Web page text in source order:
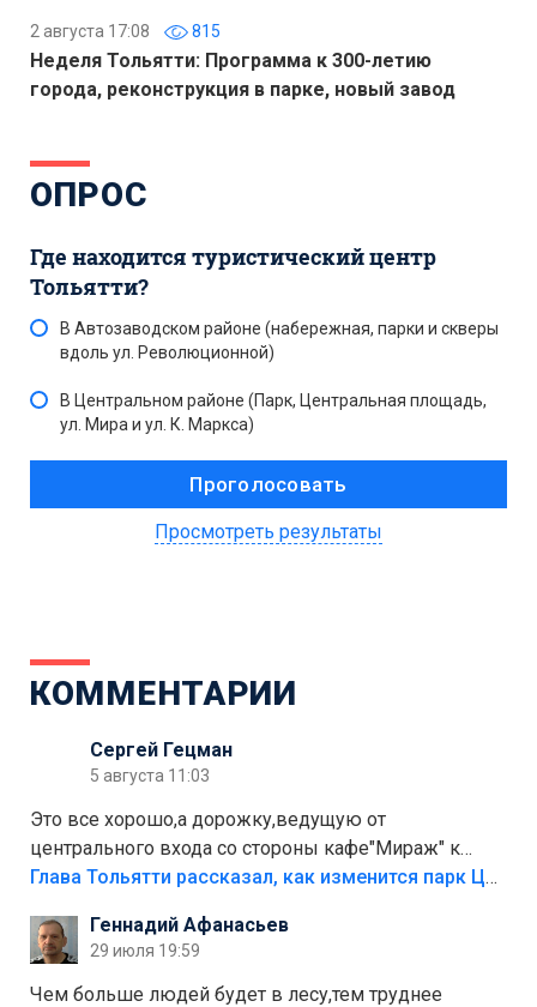
2 августа 17:08 815
Неделя Тольятти: Программа к 300-летию
города, реконструкция в парке, новый завод
ОПРОС
Где находится туристический центр
Тольятти?
В Автозаводском районе (набережная, парки и скверы
вдоль ул. Революционной)
В Центральном районе (Парк, Центральная площадь,
ул. Мира и ул. К. Маркса)
Просмотреть результаты
КОММЕНТАРИИ
Сергей Гецман
5 августа 11:03
Это все хорошо,а дорожку,ведущую от
центрального входа со стороны кафе"Мираж" к
аттракционам слабо доделать?А то бордюры
лежала в парке и испортилась.Да еще,видимо,часть
украли.
Глава Тольятти рассказал, как изменится парк Центрального района
Геннадий Афанасьев
29 июля 19:59
Чем больше людей будет в лесу,тем труднее